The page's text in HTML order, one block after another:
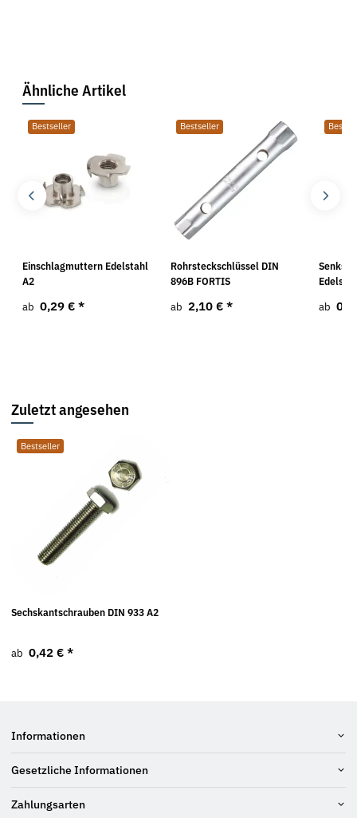
Ähnliche Artikel
Bestseller
Einschlagmuttern Edelstahl
A2
ab 0,29 € *
Bestseller
Rohrsteckschlüssel DIN
896B FORTIS
ab 2,10 € *
ab
Zuletzt angesehen
Bestseller
Sechskantschrauben DIN 933 A2
ab 0,42 € *
Informationen
Gesetzliche Informationen
Zahlungsarten